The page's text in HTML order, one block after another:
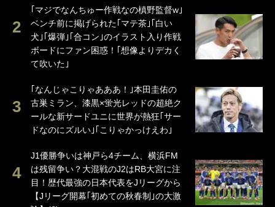
｢マジでなんちゅー作戦なの槙野監督w｣
ベンチ前に掲げられた｢マテ茶｣｢白い
犬｣｢爆弾｣｢合コン｣のイラスト入り作戦
ボードにファン困惑！｢想像よりデカく
て吹いた｣
｢なんじゃこりゃあああ！｣本田圭佑の
古巣ミラン、漆黒×蛍光レッドの超絶ク
ールな新サードユニに世界が熱狂｢サー
ドなのにズルい｣｢こりゃかっけえわ｣
J1優勝争いは神戸ら4チーム、横浜FM
は残留争い？大混戦のJ2はRB大宮に注
目！歴代最強の日本代表をJリーグから
【Jリーグ開幕｢初めての秋春制｣の大激